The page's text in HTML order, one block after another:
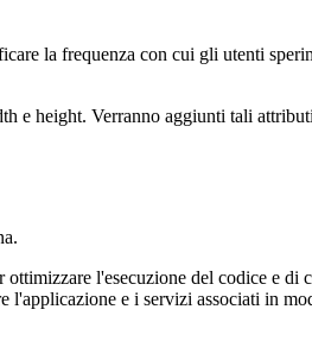
la frequenza con cui gli utenti
e height. Verranno aggiunti tali
l'esecuzione del codice e di
l'applicazione e i servizi associati in